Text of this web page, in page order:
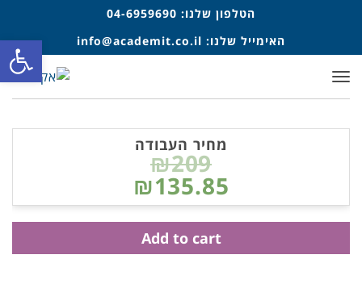
הטלפון שלנו: 04-6959690
האימייל שלנו: info@academit.co.il
תפריט
מחיר העבודה
₪209
₪135.85
Add to cart
פתח